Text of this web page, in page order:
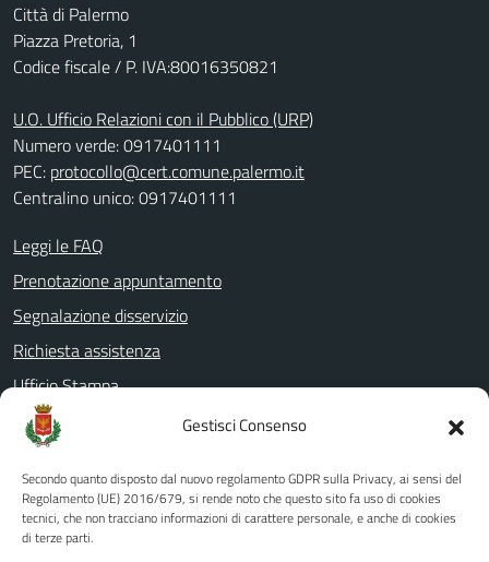
Gestisci Consenso
Secondo quanto disposto dal nuovo regolamento GDPR sulla Privacy, ai sensi del
Regolamento (UE) 2016/679, si rende noto che questo sito fa uso di cookies
tecnici, che non tracciano informazioni di carattere personale, e anche di cookies
di terze parti.
Città di Palermo
Piazza Pretoria, 1
Codice fiscale / P. IVA:80016350821
U.O. Ufficio Relazioni con il Pubblico (URP)
Numero verde: 0917401111
PEC: protocollo@cert.comune.palermo.it
Centralino unico: 0917401111
Leggi le FAQ
Prenotazione appuntamento
Segnalazione disservizio
Richiesta assistenza
Ufficio Stampa
Amministrazione Trasparente
Albo pretorio
Informativa privacy
Note legali